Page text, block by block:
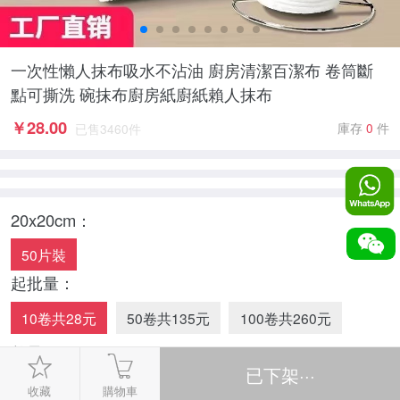
一次性懶人抹布吸水不沾油 廚房清潔百潔布 卷筒斷
點可撕洗 碗抹布廚房紙廚紙賴人抹布
￥28.00 已售 3460件 庫存 0 件
20x20cm：
50片裝
起批量：
10卷共28元 50卷共135元 100卷共260元
數量：
-
+
收藏 購物車